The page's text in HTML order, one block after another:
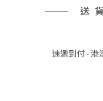
送
速遞到付 - 港